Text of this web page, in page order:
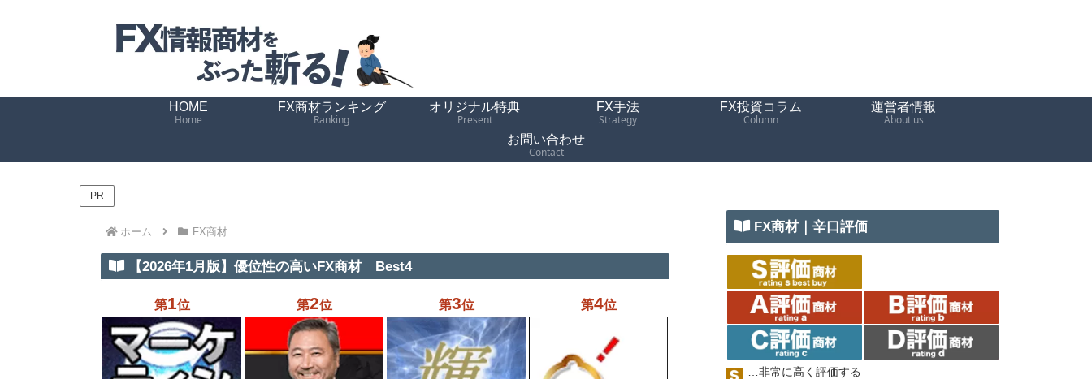
HOME
Home
FX商材ランキング
Ranking
オリジナル特典
Present
FX手法
Strategy
FX投資コラム
Column
運営者情報
About us
お問い合わせ
Contact
PR
ホーム FX商材
【2026年1月版】優位性の高いFX商材 Best4
第1位 第2位 第3位 第4位
FX商材｜辛口評価
…非常に高く評価する